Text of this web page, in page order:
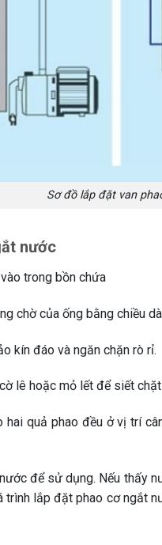
Sơ đồ lắp đặt van
nước
trong bồn chứa
chờ của ống bằng chiều
kín đáo và ngăn chặn rò rỉ.
lê hoặc mỏ lết để siết
quả phao đều ở vị trí
để sử dụng. Nếu thấy
trình lắp đặt phao cơ ngắt